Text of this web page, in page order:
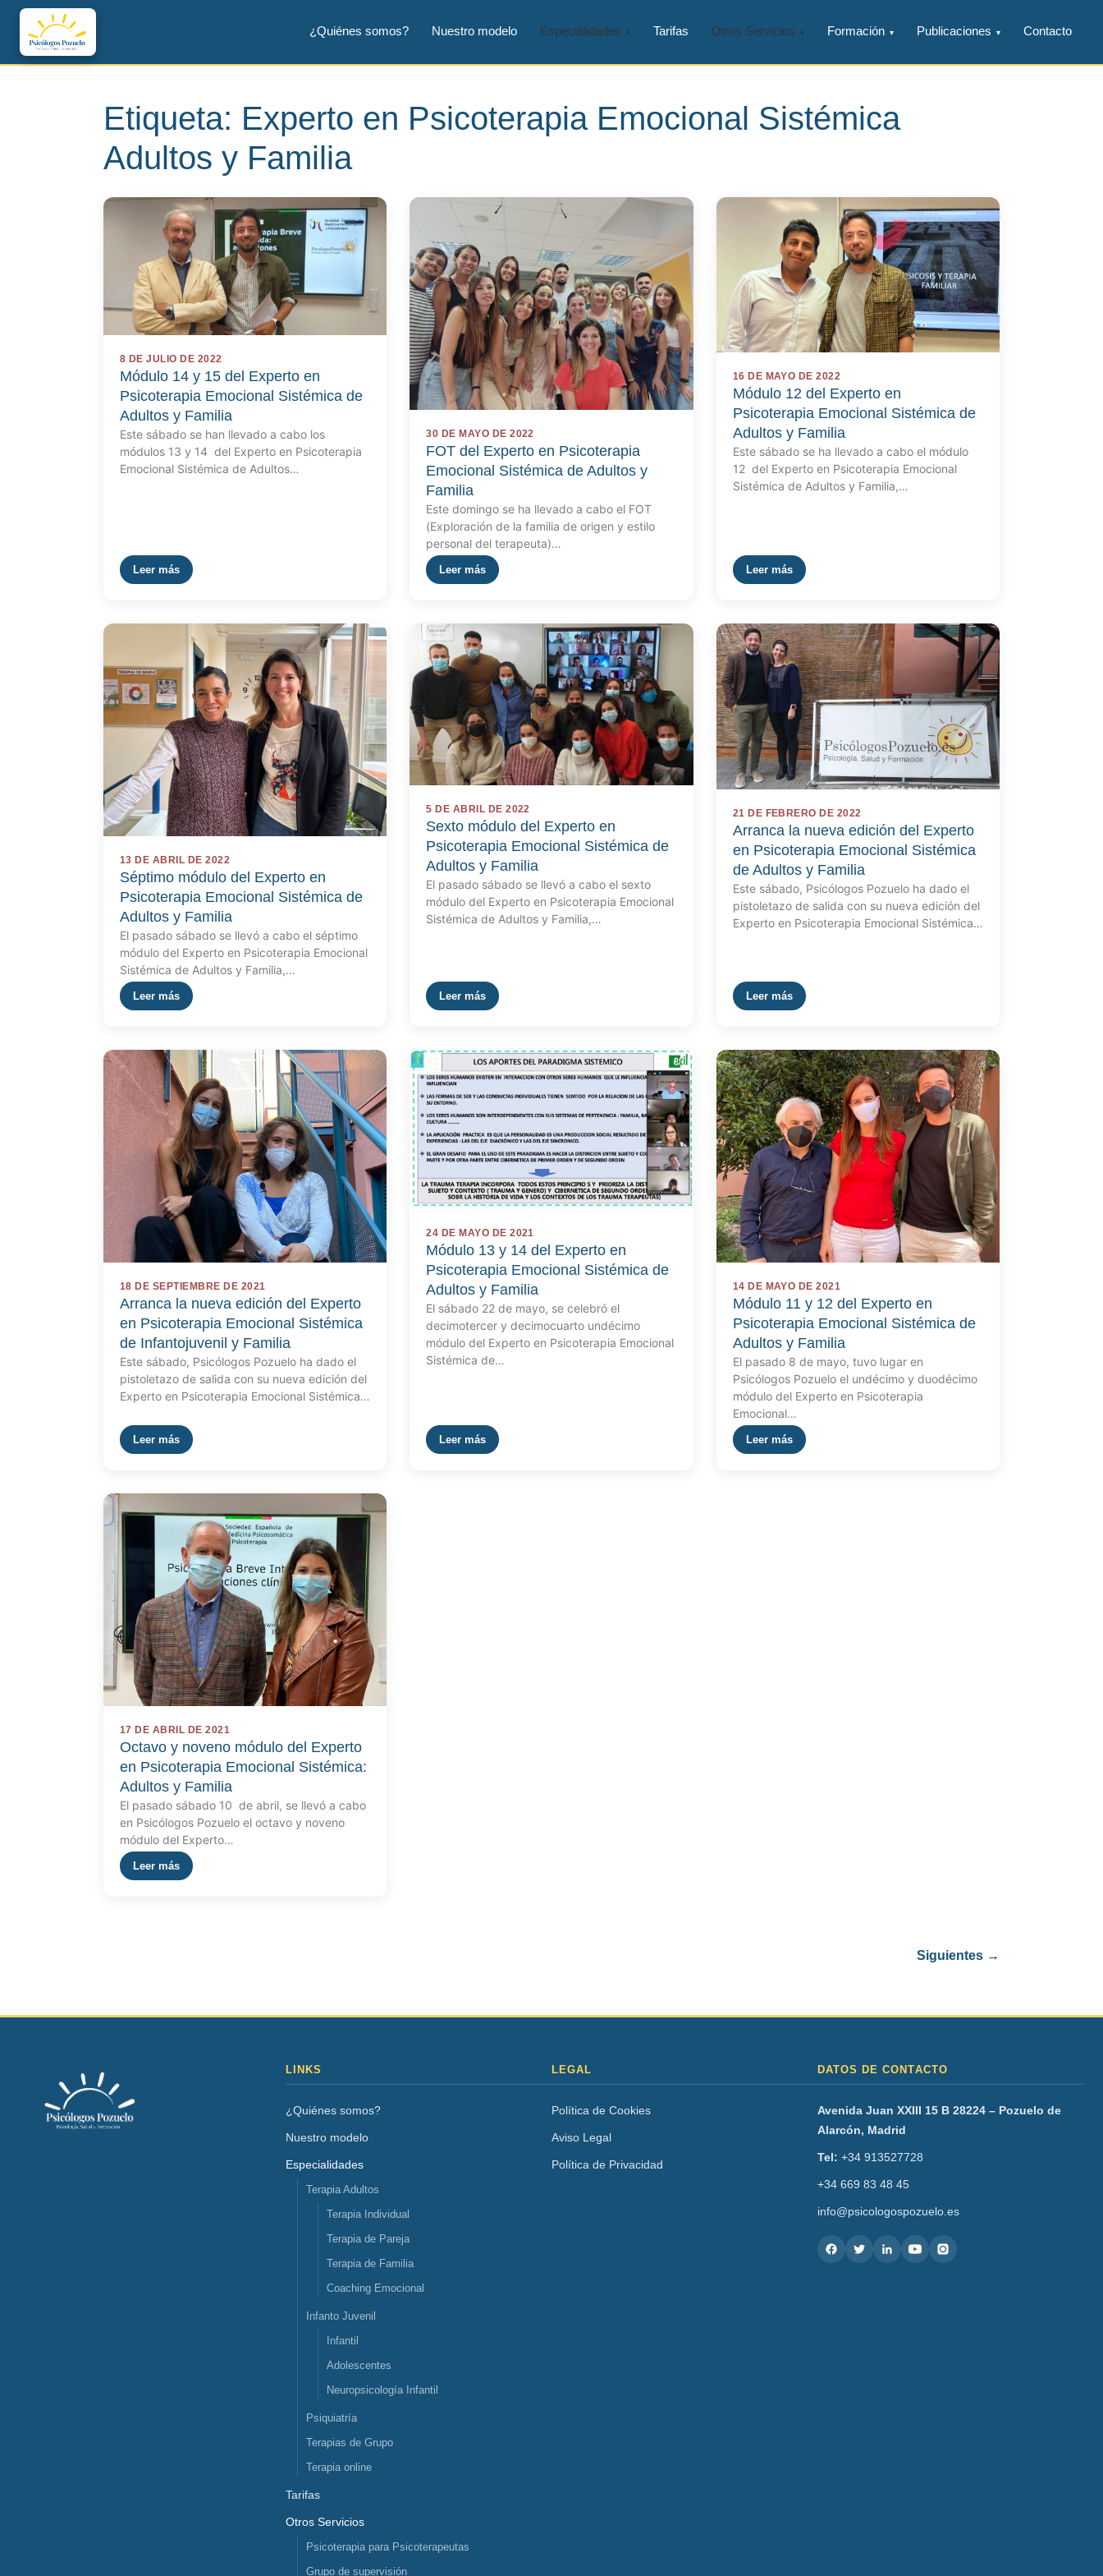
¿Quiénes somos? Nuestro modelo Especialidades Tarifas Otros Servicios Formación Publicaciones Contacto
Etiqueta: Experto en Psicoterapia Emocional Sistémica
Adultos y Familia
8 DE JULIO DE 2022
Módulo 14 y 15 del Experto en
Psicoterapia Emocional Sistémica de
Adultos y Familia
Este sábado se han llevado a cabo los
módulos 13 y 14 del Experto en Psicoterapia
Emocional Sistémica de Adultos…
Leer más
30 DE MAYO DE 2022
FOT del Experto en Psicoterapia
Emocional Sistémica de Adultos y
Familia
Este domingo se ha llevado a cabo el FOT
(Exploración de la familia de origen y estilo
personal del terapeuta)…
Leer más
16 DE MAYO DE 2022
Módulo 12 del Experto en
Psicoterapia Emocional Sistémica de
Adultos y Familia
Este sábado se ha llevado a cabo el módulo
12 del Experto en Psicoterapia Emocional
Sistémica de Adultos y Familia,…
Leer más
13 DE ABRIL DE 2022
Séptimo módulo del Experto en
Psicoterapia Emocional Sistémica de
Adultos y Familia
El pasado sábado se llevó a cabo el séptimo
módulo del Experto en Psicoterapia Emocional
Sistémica de Adultos y Familia,…
Leer más
5 DE ABRIL DE 2022
Sexto módulo del Experto en
Psicoterapia Emocional Sistémica de
Adultos y Familia
El pasado sábado se llevó a cabo el sexto
módulo del Experto en Psicoterapia Emocional
Sistémica de Adultos y Familia,…
Leer más
21 DE FEBRERO DE 2022
Arranca la nueva edición del Experto
en Psicoterapia Emocional Sistémica
de Adultos y Familia
Este sábado, Psicólogos Pozuelo ha dado el
pistoletazo de salida con su nueva edición del
Experto en Psicoterapia Emocional Sistémica…
Leer más
18 DE SEPTIEMBRE DE 2021
Arranca la nueva edición del Experto
en Psicoterapia Emocional Sistémica
de Infantojuvenil y Familia
Este sábado, Psicólogos Pozuelo ha dado el
pistoletazo de salida con su nueva edición del
Experto en Psicoterapia Emocional Sistémica…
Leer más
24 DE MAYO DE 2021
Módulo 13 y 14 del Experto en
Psicoterapia Emocional Sistémica de
Adultos y Familia
El sábado 22 de mayo, se celebró el
decimotercer y decimocuarto undécimo
módulo del Experto en Psicoterapia Emocional
Sistémica de…
Leer más
14 DE MAYO DE 2021
Módulo 11 y 12 del Experto en
Psicoterapia Emocional Sistémica de
Adultos y Familia
El pasado 8 de mayo, tuvo lugar en
Psicólogos Pozuelo el undécimo y duodécimo
módulo del Experto en Psicoterapia
Emocional…
Leer más
17 DE ABRIL DE 2021
Octavo y noveno módulo del Experto
en Psicoterapia Emocional Sistémica:
Adultos y Familia
El pasado sábado 10 de abril, se llevó a cabo
en Psicólogos Pozuelo el octavo y noveno
módulo del Experto…
Leer más
Siguientes →
LINKS
¿Quiénes somos?
Nuestro modelo
Especialidades
Terapia Adultos
Terapia Individual
Terapia de Pareja
Terapia de Familia
Coaching Emocional
Infanto Juvenil
Infantil
Adolescentes
Neuropsicología Infantil
Psiquiatría
Terapias de Grupo
Terapia online
Tarifas
Otros Servicios
Psicoterapia para Psicoterapeutas
Grupo de supervisión
LEGAL
Política de Cookies
Aviso Legal
Política de Privacidad
DATOS DE CONTACTO
Avenida Juan XXIII 15 B 28224 – Pozuelo de
Alarcón, Madrid
Tel: +34 913527728
+34 669 83 48 45
info@psicologospozuelo.es